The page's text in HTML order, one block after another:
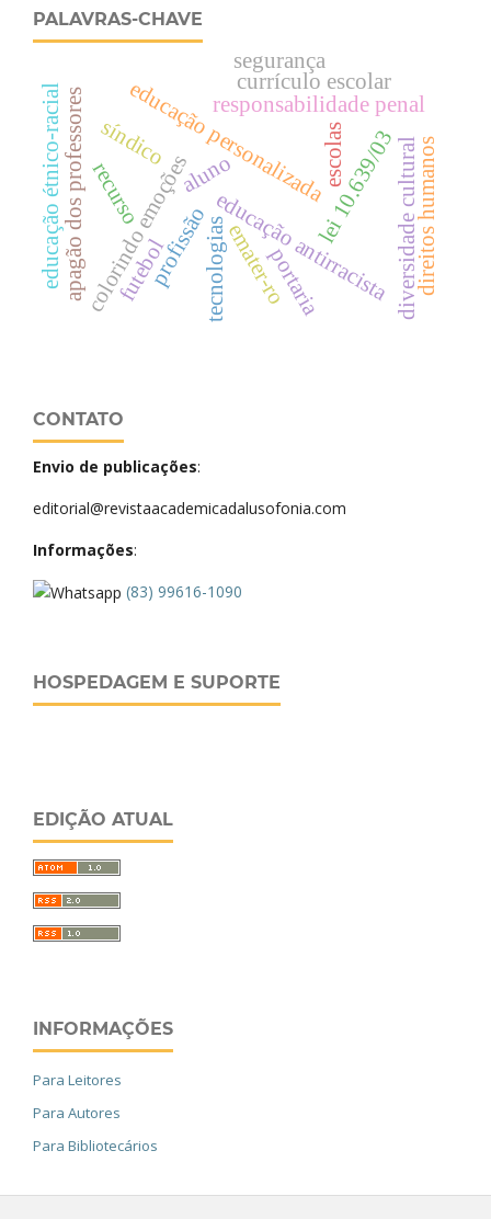
PALAVRAS-CHAVE
colorindo emoçõeseducação antirracista
educação personalizada
tecnologias
aluno
síndico
responsabilidade penal
apagão dos professores
educação étnico-racial lei 10.639/03
currículo escolar
diversidade culturaldireitos humanos
escolas
emater-roportaria
profissão
segurança
recurso
futebol
CONTATO
Envio de publicações:
editorial@revistaacademicadalusofonia.com
Informações:
(83) 99616-1090
HOSPEDAGEM E SUPORTE
EDIÇÃO ATUAL
INFORMAÇÕES
Para Leitores
Para Autores
Para Bibliotecários